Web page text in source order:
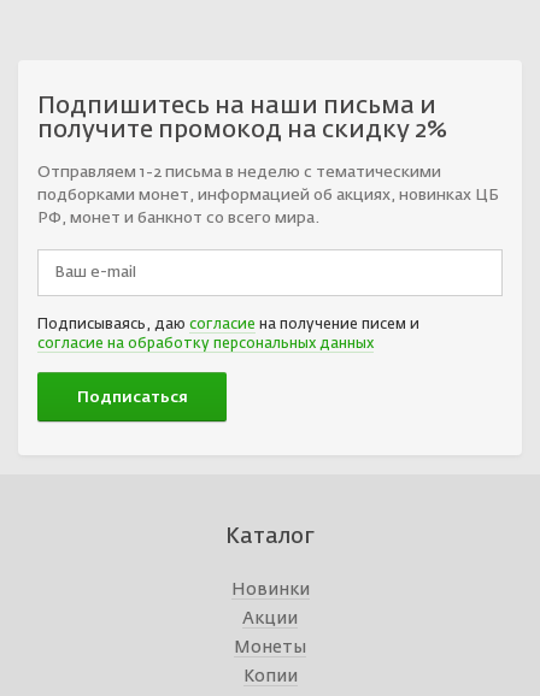
Подпишитесь на наши письма и
получите промокод на скидку 2%
Отправляем 1-2 письма в неделю с тематическими
подборками монет, информацией об акциях, новинках ЦБ
РФ, монет и банкнот со всего мира.
Подписываясь, даю согласие на получение писем и
согласие на обработку персональных данных
Каталог
Новинки
Акции
Монеты
Копии